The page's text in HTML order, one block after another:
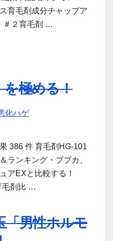
育毛剤成分チャップア
＃２育毛剤 …
を極める！
化ハゲ
386 件 育毛剤HG-101
ランキング・ブブカ、
アEXと比較する！
毛剤比 …
「男性ホルモ